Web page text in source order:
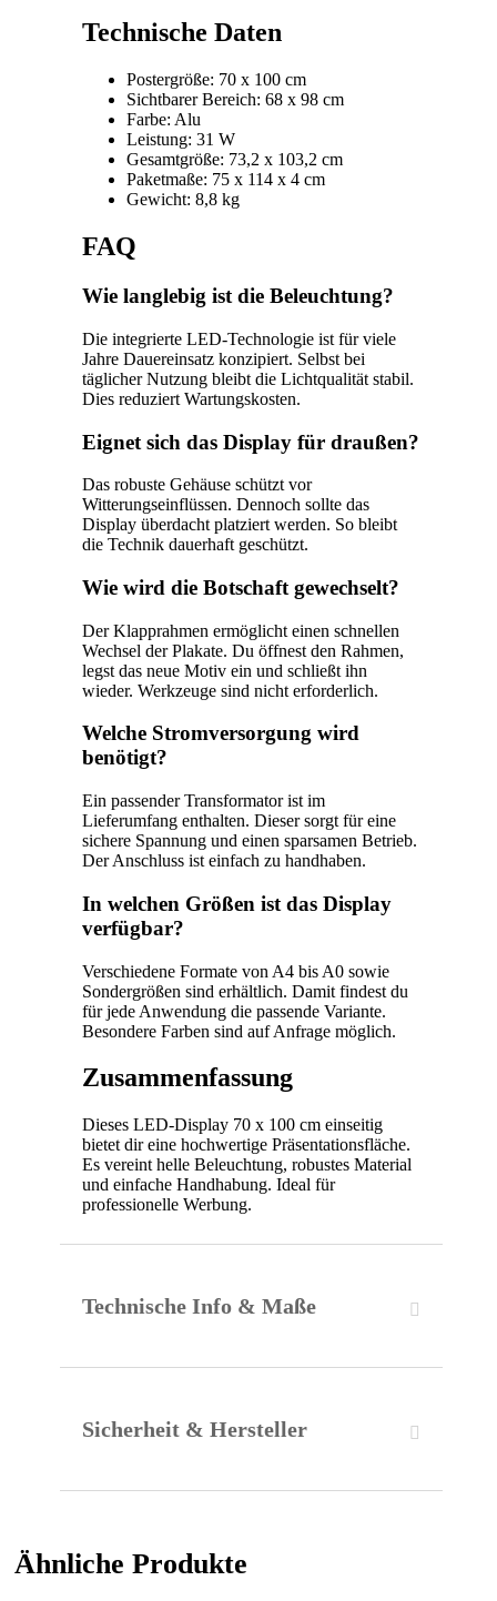
Technische Daten
Postergröße: 70 x 100 cm
Sichtbarer Bereich: 68 x 98 cm
Farbe: Alu
Leistung: 31 W
Gesamtgröße: 73,2 x 103,2 cm
Paketmaße: 75 x 114 x 4 cm
Gewicht: 8,8 kg
FAQ
Wie langlebig ist die Beleuchtung?
Die integrierte LED-Technologie ist für viele
Jahre Dauereinsatz konzipiert. Selbst bei
täglicher Nutzung bleibt die Lichtqualität stabil.
Dies reduziert Wartungskosten.
Eignet sich das Display für draußen?
Das robuste Gehäuse schützt vor
Witterungseinflüssen. Dennoch sollte das
Display überdacht platziert werden. So bleibt
die Technik dauerhaft geschützt.
Wie wird die Botschaft gewechselt?
Der Klapprahmen ermöglicht einen schnellen
Wechsel der Plakate. Du öffnest den Rahmen,
legst das neue Motiv ein und schließt ihn
wieder. Werkzeuge sind nicht erforderlich.
Welche Stromversorgung wird
benötigt?
Ein passender Transformator ist im
Lieferumfang enthalten. Dieser sorgt für eine
sichere Spannung und einen sparsamen Betrieb.
Der Anschluss ist einfach zu handhaben.
In welchen Größen ist das Display
verfügbar?
Verschiedene Formate von A4 bis A0 sowie
Sondergrößen sind erhältlich. Damit findest du
für jede Anwendung die passende Variante.
Besondere Farben sind auf Anfrage möglich.
Zusammenfassung
Dieses LED-Display 70 x 100 cm einseitig
bietet dir eine hochwertige Präsentationsfläche.
Es vereint helle Beleuchtung, robustes Material
und einfache Handhabung. Ideal für
professionelle Werbung.
Technische Info & Maße
Sicherheit & Hersteller
Ähnliche Produkte